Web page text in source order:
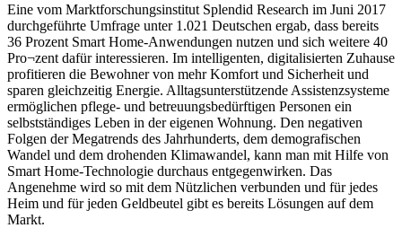
Eine vom Marktforschungsinstitut Splendid Research im Juni 2017
durchgeführte Umfrage unter 1.021 Deutschen ergab, dass bereits
36 Prozent Smart Home-Anwendungen nutzen und sich weitere 40
Pro¬zent dafür interessieren. Im intelligenten, digitalisierten Zuhause
profitieren die Bewohner von mehr Komfort und Sicherheit und
sparen gleichzeitig Energie. Alltagsunterstützende Assistenzsysteme
ermöglichen pflege- und betreuungsbedürftigen Personen ein
selbstständiges Leben in der eigenen Wohnung. Den negativen
Folgen der Megatrends des Jahrhunderts, dem demografischen
Wandel und dem drohenden Klimawandel, kann man mit Hilfe von
Smart Home-Technologie durchaus entgegenwirken. Das
Angenehme wird so mit dem Nützlichen verbunden und für jedes
Heim und für jeden Geldbeutel gibt es bereits Lösungen auf dem
Markt.